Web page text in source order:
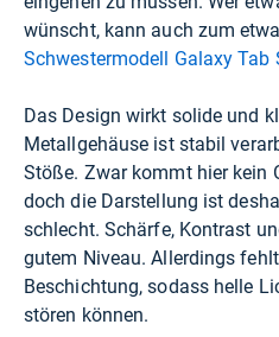
wünscht, kann auch zum
Schwestermodell Galaxy Tab
Das Design wirkt solide und
Metallgehäuse ist stabil
Stöße. Zwar kommt hier kein
doch die Darstellung ist
schlecht. Schärfe, Kontrast
gutem Niveau. Allerdings
Beschichtung, sodass helle
stören können.